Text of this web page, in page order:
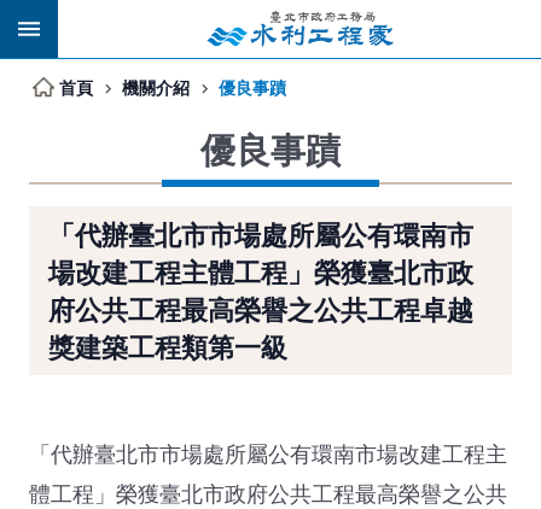
跳到主要內容區塊
首頁 機關介紹 優良事蹟
優良事蹟
「代辦臺北市市場處所屬公有環南市
場改建工程主體工程」榮獲臺北市政
府公共工程最高榮譽之公共工程卓越
獎建築工程類第一級
「代辦臺北市市場處所屬公有環南市場改建工程主
體工程」榮獲臺北市政府公共工程最高榮譽之公共